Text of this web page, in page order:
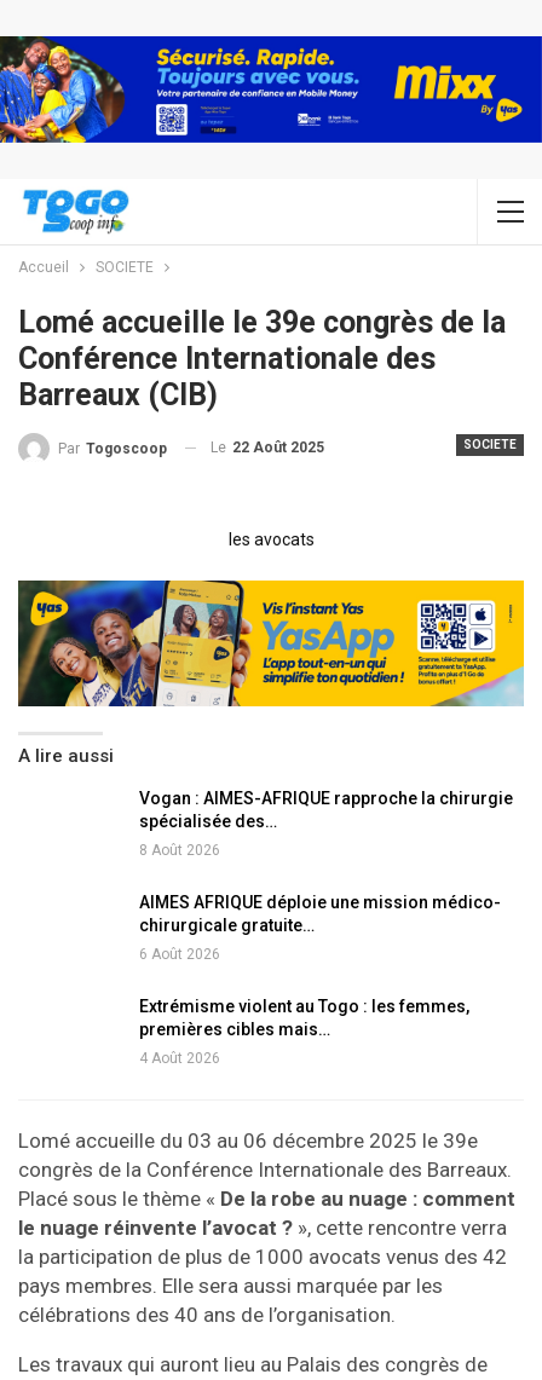
Accueil SOCIETE
Lomé accueille le 39e congrès de la
Conférence Internationale des
Barreaux (CIB)
SOCIETE
Par Togoscoop Le 22 Août 2025
les avocats
A lire aussi
Vogan : AIMES-AFRIQUE rapproche la chirurgie
spécialisée des…
8 Août 2026
AIMES AFRIQUE déploie une mission médico-
chirurgicale gratuite…
6 Août 2026
Extrémisme violent au Togo : les femmes,
premières cibles mais…
4 Août 2026
Lomé accueille du 03 au 06 décembre 2025 le 39e
congrès de la Conférence Internationale des Barreaux.
Placé sous le thème « De la robe au nuage : comment
le nuage réinvente l’avocat ? », cette rencontre verra
la participation de plus de 1000 avocats venus des 42
pays membres. Elle sera aussi marquée par les
célébrations des 40 ans de l’organisation.
Les travaux qui auront lieu au Palais des congrès de